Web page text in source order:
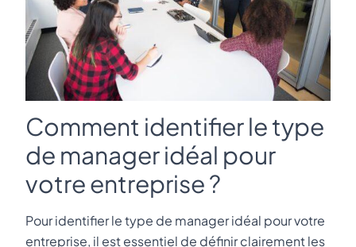
Comment identifier le type
de manager idéal pour
votre entreprise ?
Pour identifier le type de manager idéal pour votre
entreprise, il est essentiel de définir clairement les